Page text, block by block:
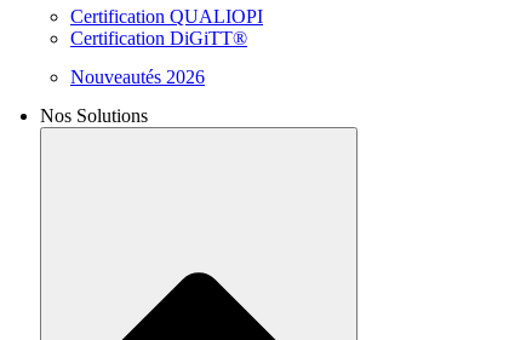
Certification QUALIOPI
Certification DiGiTT®
Nouveautés 2026
Nos Solutions